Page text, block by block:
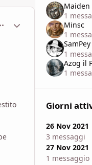
Statistiche Autore
Maiden
1
Minsc
1
SamPey
1
Azog il
1
Giorni
26 Nov 2021
3 messaggi
27 Nov 2021
1 messaggio